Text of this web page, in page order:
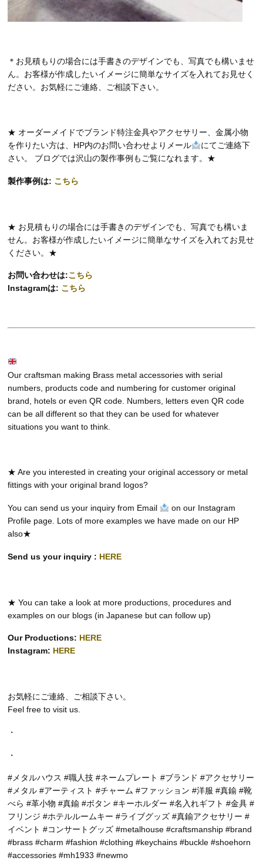
＊お見積もりの場合には手書きのデザインでも、写真でも構いませ
ん。お客様が作成したいイメージに簡単なサイズを入れてお見せく
ださい。お気軽にご連絡、ご相談下さい。
★ オーダーメイドでブランド特注金具やアクセサリー、金属小物
を作りたい方は、HP内のお問い合わせよりメール
にてご連絡下
さい。 ブログでは沢山の製作事例もご覧になれます。★
製作事例は: こちら
★ お見積もりの場合には手書きのデザインでも、写真でも構いま
せん。お客様が作成したいイメージに簡単なサイズを入れてお見せ
ください。★
お問い合わせは:こちら
Instagramは: こちら
Our craftsman making Brass metal accessories with serial
numbers, products code and numbering for customer original
brand, hotels or even QR code. Numbers, letters even QR code
can be all different so that they can be used for whatever
situations you want to think.
★ Are you interested in creating your original accessory or metal
fittings with your original brand logos?
You can send us your inquiry from Email
on our Instagram
Profile page. Lots of more examples we have made on our HP
also★
Send us your inquiry : HERE
★ You can take a look at more productions, procedures and
examples on our blogs (in Japanese but can follow up)
Our Productions: HERE
Instagram: HERE
お気軽にご連絡、ご相談下さい。
Feel free to visit us.
・
・
#メタルハウス #職人技 #ネームプレート #ブランド #アクセサリー
#メタル #アーティスト #チャーム #ファッション #洋服 #真鍮 #靴
べら #革小物 #真鍮 #ボタン #キーホルダー #名入れギフト #金具 #
フリンジ #ホテルルームキー #ライブグッズ #真鍮アクセサリー #
イベント #コンサートグッズ #metalhouse #craftsmanship #brand
#brass #charm #fashion #clothing #keychains #buckle #shoehorn
#accessories #mh1933 #newmo